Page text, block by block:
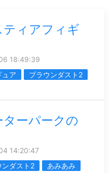
ティアフィギ
18:49:39
ュア
ブラウンダスト2
ターパークの
14:20:47
ンダスト2
あみあみ